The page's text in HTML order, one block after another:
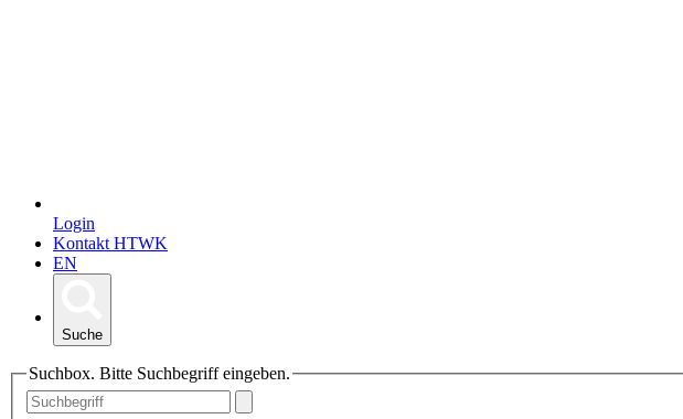
Login
Kontakt HTWK
EN
Suche
Suchbox. Bitte Suchbegriff eingeben.